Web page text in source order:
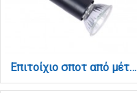
Επιτοίχιο σποτ από μέταλλο σε μαύρη απόχρωση 1XGU10 D:8cm (9077-1Φ-Μαύρο)